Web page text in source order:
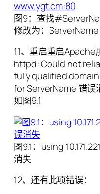
图9：查找
修改为：
11、重启重启
httpd: Could not
fully qualified domain
for ServerName 错误
如图9.1
图9.1：using
消失
12、还有此项错误：